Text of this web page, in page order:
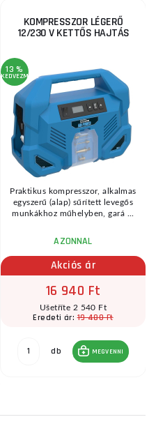
KOMPRESSZOR LÉGERŐ
12/230 V KETTŐS HAJTÁS
13 %
KEDVEZMÉNY
Praktikus kompresszor, alkalmas
egyszerű (alap) sűrített levegős
munkákhoz műhelyben, gará ...
AZONNAL
Akciós ár
16 940 Ft
Ušetříte 2 540 Ft
Eredeti ár:19 480 Ft
db MEGVENNI